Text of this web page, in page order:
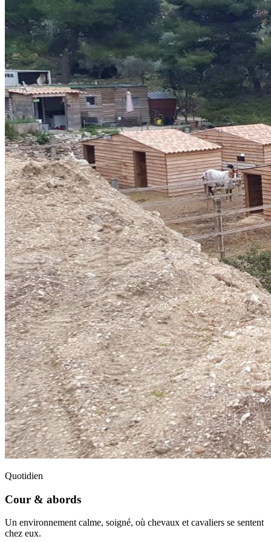
Quotidien
Cour & abords
Un environnement calme, soigné, où chevaux et cavaliers se sentent
chez eux.